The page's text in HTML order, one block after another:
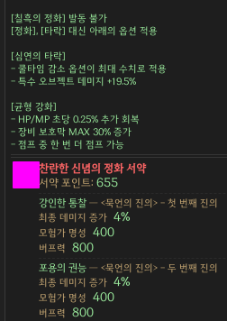
[칠흑의 정화] 발동 불가
[정화], [타락] 대신 아래의 옵션 적용
[심연의 타락]
- 쿨타임 감소 옵션이 최대 수치로 적용
- 특수 오브젝트 데미지 +19.5%
[균형 강화]
- HP/MP 초당 0.25% 추가 회복
- 장비 보호막 MAX 30% 증가
- 점프 중 한 번 더 점프 가능
찬란한 신념의 정화 서약
서약 포인트:655
강인한 통찰— <묵언의 진의> - 첫 번째 진의
최종 데미지 증가 4%
모험가 명성 400
버프력 800
포용의 권능— <묵언의 진의> - 두 번째 진의
최종 데미지 증가 4%
모험가 명성 400
버프력 800